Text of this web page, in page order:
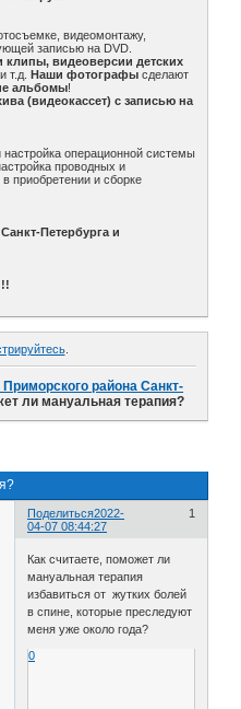
видеомонтажу,
записью на DVD.
видеоверсии детских
и т.д. Наши фотографы сделают
альбомы!
(видеокассет) с записью на
настройка операционной системы
проводных и
приобретении и сборке
Петербурга и
.
района Санкт-
ли мануальная терапия?
Поделиться 1
2022-
04-07 08:44:27
Как считаете, поможет ли
мануальная терапия
избавиться от жутких болей
в спине, которые преследуют
меня уже около года?
0